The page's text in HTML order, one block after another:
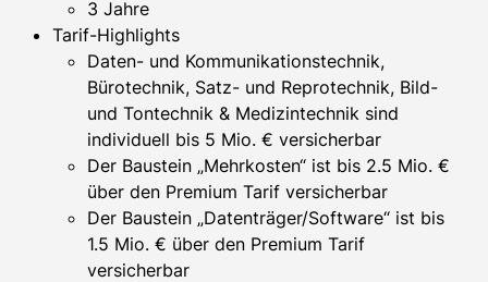
3 Jahre
Tarif-Highlights
Daten- und Kommunikationstechnik,
Bürotechnik, Satz- und Reprotechnik, Bild-
und Tontechnik & Medizintechnik sind
individuell bis 5 Mio. € versicherbar
Der Baustein „Mehrkosten“ ist bis 2.5 Mio. €
über den Premium Tarif versicherbar
Der Baustein „Datenträger/Software“ ist bis
1.5 Mio. € über den Premium Tarif
versicherbar